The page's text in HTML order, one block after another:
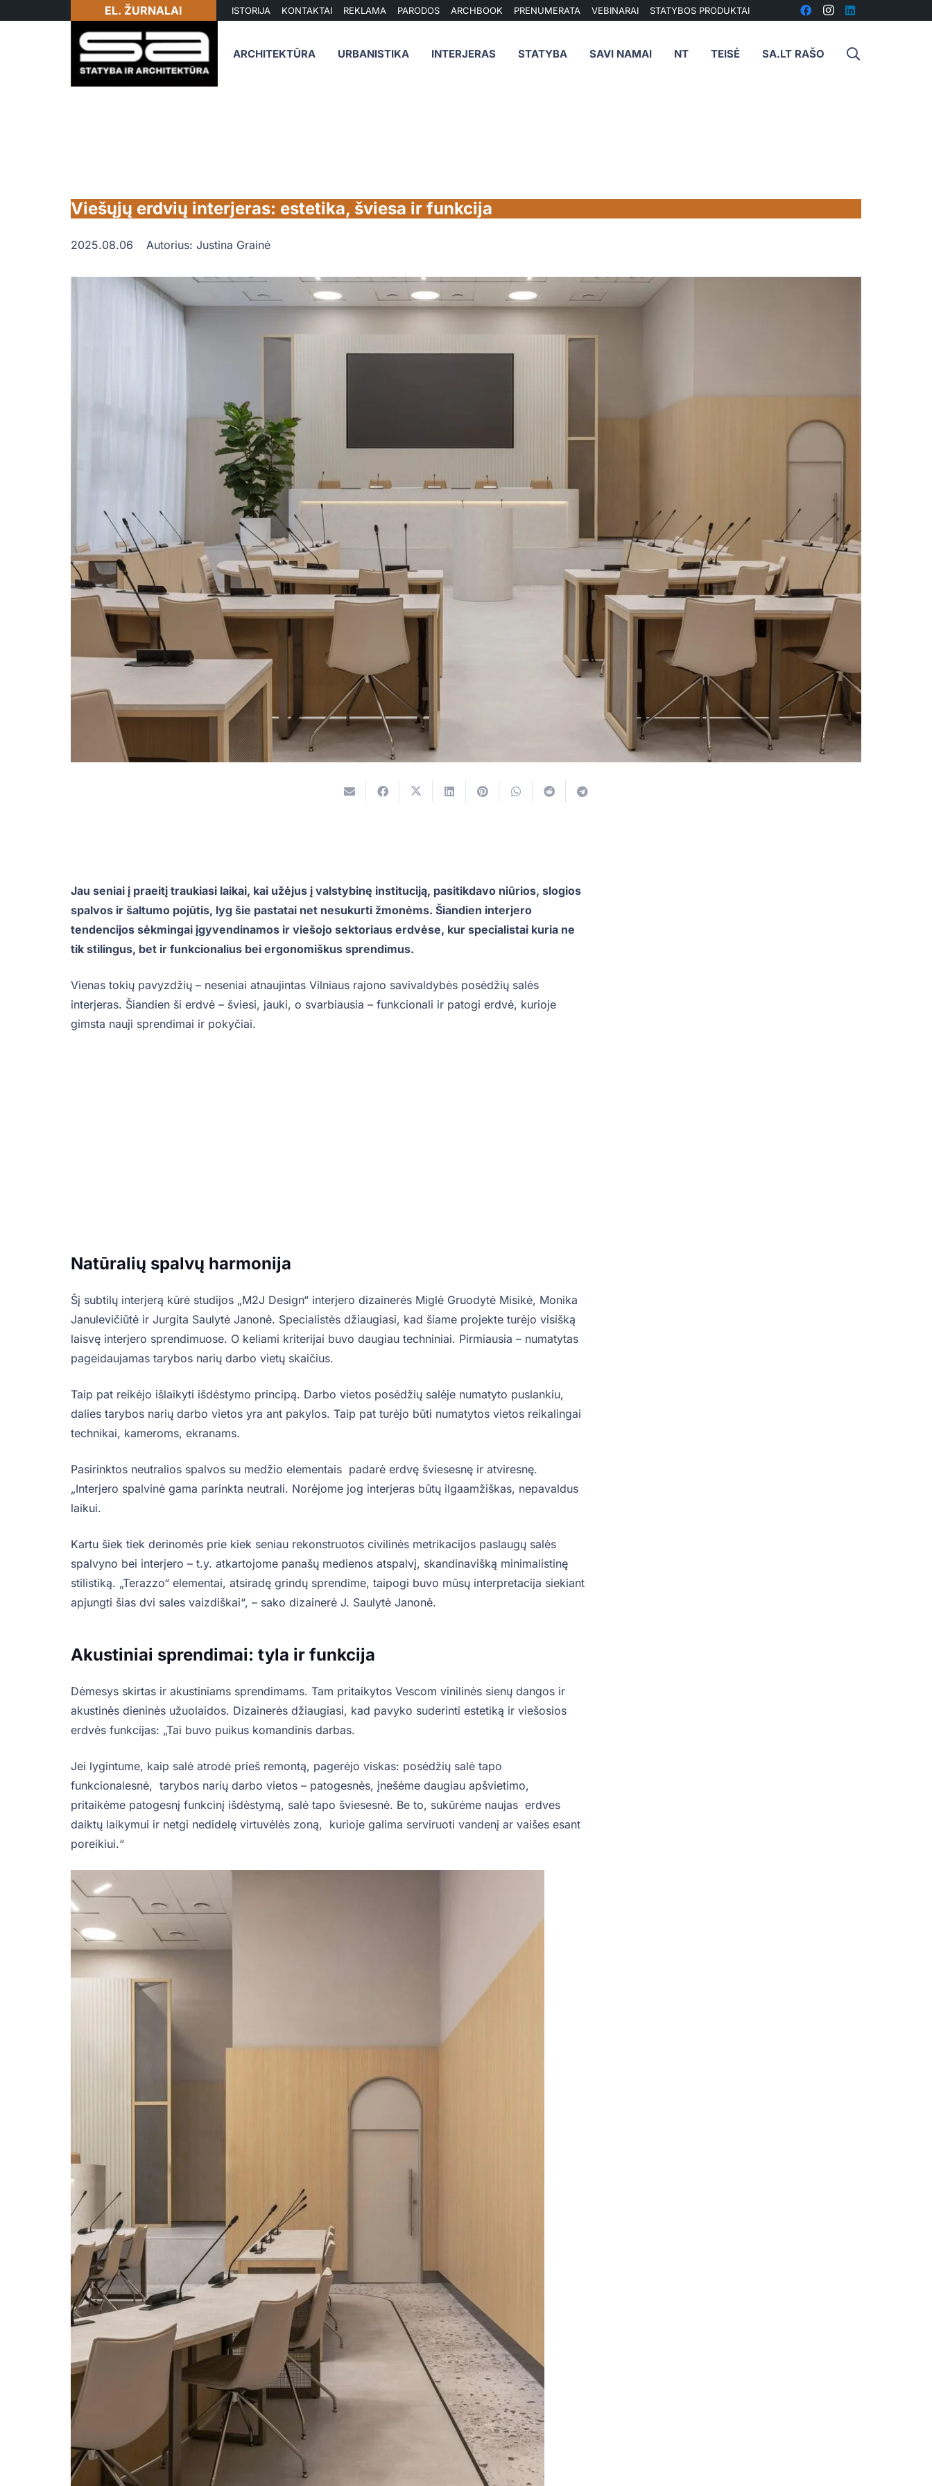
EL. ŽURNALAI ISTORIJA KONTAKTAI REKLAMA PARODOS ARCHBOOK PRENUMERATA VEBINARAI STATYBOS PRODUKTAI
ARCHITEKTŪRA URBANISTIKA INTERJERAS STATYBA SAVI NAMAI NT TEISĖ SA.LT RAŠO
Viešųjų erdvių interjeras: estetika, šviesa ir funkcija
2025.08.06 Autorius:Justina Grainė
Jau seniai į praeitį traukiasi laikai, kai užėjus į valstybinę instituciją, pasitikdavo niūrios, slogios
spalvos ir šaltumo pojūtis, lyg šie pastatai net nesukurti žmonėms. Šiandien interjero
tendencijos sėkmingai įgyvendinamos ir viešojo sektoriaus erdvėse, kur specialistai kuria ne
tik stilingus, bet ir funkcionalius bei ergonomiškus sprendimus.
Vienas tokių pavyzdžių – neseniai atnaujintas Vilniaus rajono savivaldybės posėdžių salės
interjeras. Šiandien ši erdvė – šviesi, jauki, o svarbiausia – funkcionali ir patogi erdvė, kurioje
gimsta nauji sprendimai ir pokyčiai.
Natūralių spalvų harmonija
Šį subtilų interjerą kūrė studijos „M2J Design“ interjero dizainerės Miglė Gruodytė Misikė, Monika
Janulevičiūtė ir Jurgita Saulytė Janonė. Specialistės džiaugiasi, kad šiame projekte turėjo visišką
laisvę interjero sprendimuose. O keliami kriterijai buvo daugiau techniniai. Pirmiausia – numatytas
pageidaujamas tarybos narių darbo vietų skaičius.
Taip pat reikėjo išlaikyti išdėstymo principą. Darbo vietos posėdžių salėje numatyto puslankiu,
dalies tarybos narių darbo vietos yra ant pakylos. Taip pat turėjo būti numatytos vietos reikalingai
technikai, kameroms, ekranams.
Pasirinktos neutralios spalvos su medžio elementais padarė erdvę šviesesnę ir atviresnę.
„Interjero spalvinė gama parinkta neutrali. Norėjome jog interjeras būtų ilgaamžiškas, nepavaldus
laikui.
Kartu šiek tiek derinomės prie kiek seniau rekonstruotos civilinės metrikacijos paslaugų salės
spalvyno bei interjero – t.y. atkartojome panašų medienos atspalvį, skandinavišką minimalistinę
stilistiką. „Terazzo“ elementai, atsiradę grindų sprendime, taipogi buvo mūsų interpretacija siekiant
apjungti šias dvi sales vaizdiškai“, – sako dizainerė J. Saulytė Janonė.
Akustiniai sprendimai: tyla ir funkcija
Dėmesys skirtas ir akustiniams sprendimams. Tam pritaikytos Vescom vinilinės sienų dangos ir
akustinės dieninės užuolaidos. Dizainerės džiaugiasi, kad pavyko suderinti estetiką ir viešosios
erdvės funkcijas: „Tai buvo puikus komandinis darbas.
Jei lygintume, kaip salė atrodė prieš remontą, pagerėjo viskas: posėdžių salė tapo
funkcionalesnė, tarybos narių darbo vietos – patogesnės, įnešėme daugiau apšvietimo,
pritaikėme patogesnį funkcinį išdėstymą, salė tapo šviesesnė. Be to, sukūrėme naujas erdves
daiktų laikymui ir netgi nedidelę virtuvėlės zoną, kurioje galima serviruoti vandenį ar vaišes esant
poreikiui.“